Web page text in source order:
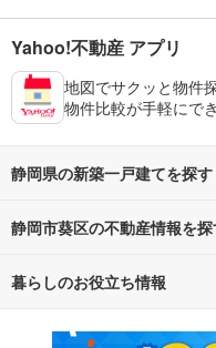
Yahoo!不動産 アプリ
地図でサクッと物件
物件比較が手軽にで
静岡県の新築一戸建てを探す
路線・駅から探す
通勤・通学時間から探す
静岡市葵区の不動産情報を
不動産・住宅
新築マンション
暮らしのお役立ち情報
マンションカタログ